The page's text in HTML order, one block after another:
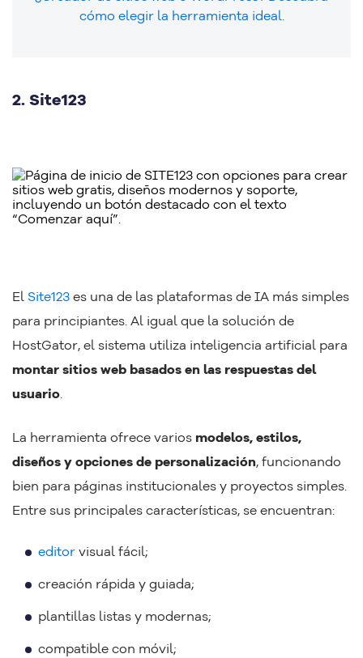
cómo elegir la herramienta ideal.
2. Site123
El Site123 es una de las plataformas de IA más simples
para principiantes. Al igual que la solución de
HostGator, el sistema utiliza inteligencia artificial para
montar sitios web basados en las respuestas del
usuario.
La herramienta ofrece varios modelos, estilos,
diseños y opciones de personalización, funcionando
bien para páginas institucionales y proyectos simples.
Entre sus principales características, se encuentran:
editor visual fácil;
creación rápida y guiada;
plantillas listas y modernas;
compatible con móvil;